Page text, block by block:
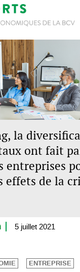
la
ont fait
entreprises
effets de la
5 juillet 2021
ENTREPRISE